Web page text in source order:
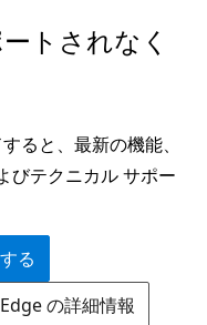
トされなく
ると、最新の機能、
びテクニカル サポー
る
の詳細情報